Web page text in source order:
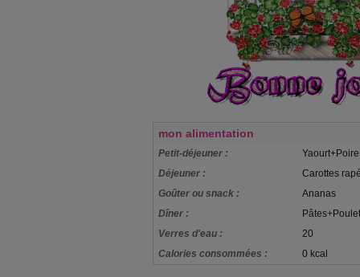
mon alimentation
Petit-déjeuner :
Déjeuner :
Carottes
Goûter ou snack :
Ananas
Dîner :
Verres d'eau :
20
Calories consommées :
0 kcal